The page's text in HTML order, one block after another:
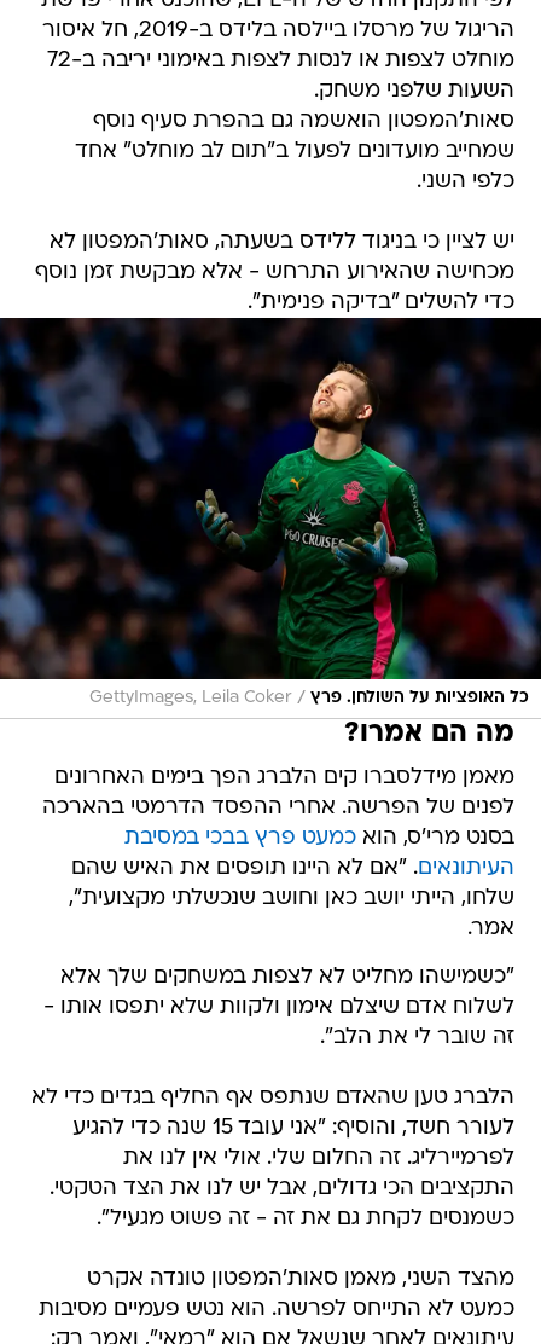
הריגול של מרסלו ביילסה בלידס ב-2019, חל איסור
מוחלט לצפות או לנסות לצפות באימוני יריבה ב-72
השעות שלפני משחק.
סאות'המפטון הואשמה גם בהפרת סעיף נוסף
שמחייב מועדונים לפעול ב"תום לב מוחלט" אחד
כלפי השני.
יש לציין כי בניגוד ללידס בשעתה, סאות'המפטון לא
מכחישה שהאירוע התרחש - אלא מבקשת זמן נוסף
כדי להשלים "בדיקה פנימית".
כל האופציות על השולחן. פרץ /
GettyImages, Leila Coker
מה הם אמרו?
מאמן מידלסברו קים הלברג הפך בימים האחרונים
לפנים של הפרשה. אחרי ההפסד הדרמטי בהארכה
בסנט מרי'ס, הואכמעט פרץ בבכי במסיבת
העיתונאים. "אם לא היינו תופסים את האיש שהם
שלחו, הייתי יושב כאן וחושב שנכשלתי מקצועית",
אמר.
"כשמישהו מחליט לא לצפות במשחקים שלך אלא
לשלוח אדם שיצלם אימון ולקוות שלא יתפסו אותו -
זה שובר לי את הלב".
הלברג טען שהאדם שנתפס אף החליף בגדים כדי לא
לעורר חשד, והוסיף: "אני עובד 15 שנה כדי להגיע
לפרמיירליג. זה החלום שלי. אולי אין לנו את
התקציבים הכי גדולים, אבל יש לנו את הצד הטקטי.
כשמנסים לקחת גם את זה - זה פשוט מגעיל".
מהצד השני, מאמן סאות'המפטון טונדה אקרט
כמעט לא התייחס לפרשה. הוא נטש פעמיים מסיבות